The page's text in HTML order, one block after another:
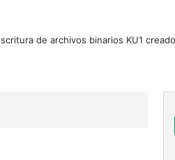
de archivos binarios KU1